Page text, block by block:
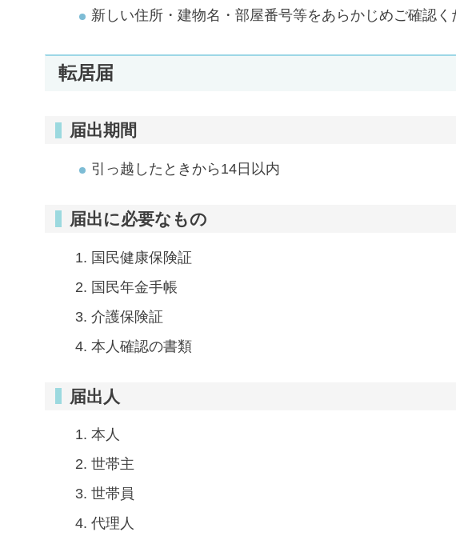
新しい住所・建物名・部屋番号等をあらかじめご確認く
転居届
届出期間
引っ越したときから14日以内
届出に必要なもの
国民健康保険証
国民年金手帳
介護保険証
本人確認の書類
届出人
本人
世帯主
世帯員
代理人